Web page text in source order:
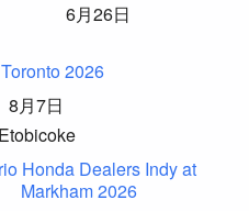
6月26日
2026
8月7日
Etobicoke
Honda Dealers Indy at
Markham 2026